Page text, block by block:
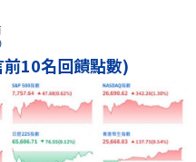
10名回饋點數)